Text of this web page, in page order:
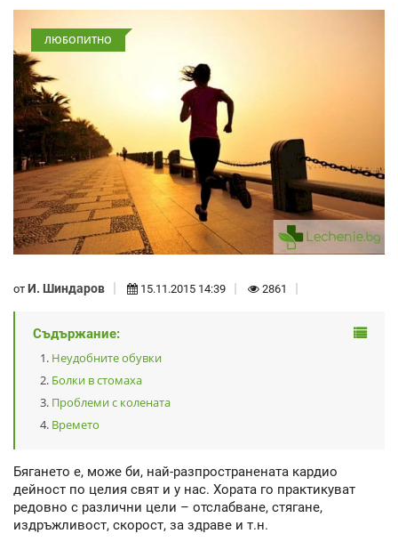
ЛЮБОПИТНО
от И. Шиндаров 15.11.2015 14:39 2861
Съдържание:
Неудобните обувки
Болки в стомаха
Проблеми с колената
Времето
Бягането е, може би, най-разпространената кардио
дейност по целия свят и у нас. Хората го практикуват
редовно с различни цели – отслабване, стягане,
издръжливост, скорост, за здраве и т.н.